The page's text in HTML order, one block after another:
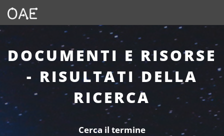
DOCUMENTI E RISORSE
- RISULTATI DELLA
RICERCA
Cerca il termine